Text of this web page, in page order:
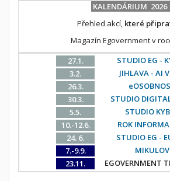
KALENDÁRIUM 2026
Přehled akcí, které
Magazín Egovernment v
27.1.
STUDIO EG -
3.2.
JIHLAVA - AI
26.3.
30.3.
STUDIO
5.5.
STUDIO
10.-12.6.
ROK
24. 6.
STUDIO EG -
7.-9.9.
MIKULOV
23.11.
EGOVERNMENT